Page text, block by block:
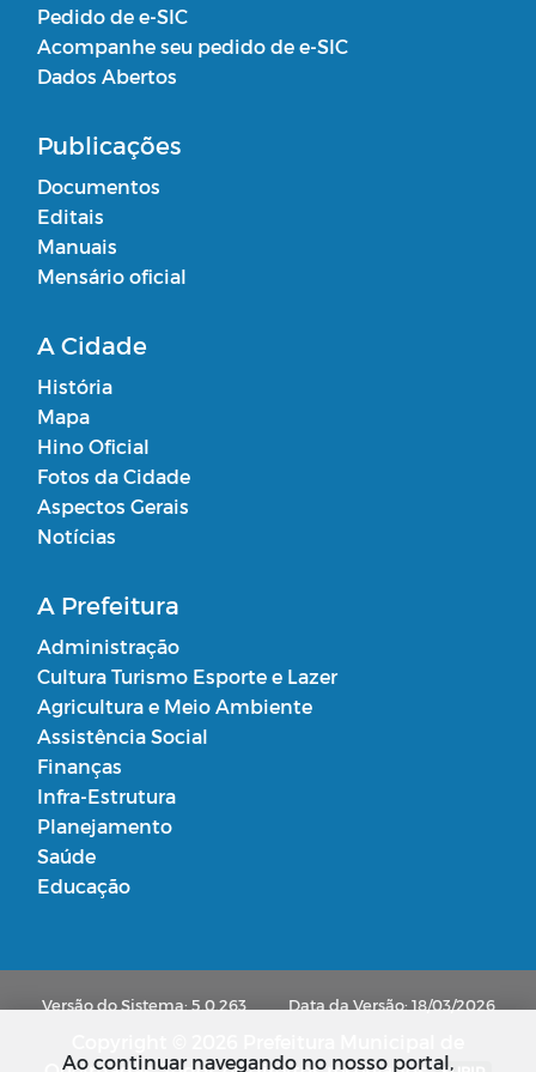
Pedido de e-SIC
Acompanhe seu pedido de e-SIC
Dados Abertos
Publicações
Documentos
Editais
Manuais
Mensário oficial
A Cidade
História
Mapa
Hino Oficial
Fotos da Cidade
Aspectos Gerais
Notícias
A Prefeitura
Administração
Cultura Turismo Esporte e Lazer
Agricultura e Meio Ambiente
Assistência Social
Finanças
Infra-Estrutura
Planejamento
Saúde
Educação
Versão do Sistema: 5.0.263 Data da Versão: 18/03/2026
Ao continuar navegando no nosso portal,